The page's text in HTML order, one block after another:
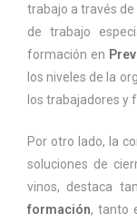
trabajo a través
de trabajo
formación en
los niveles de la
los trabajadores y
Por otro lado, la
soluciones de
vinos, destaca
formación, tanto